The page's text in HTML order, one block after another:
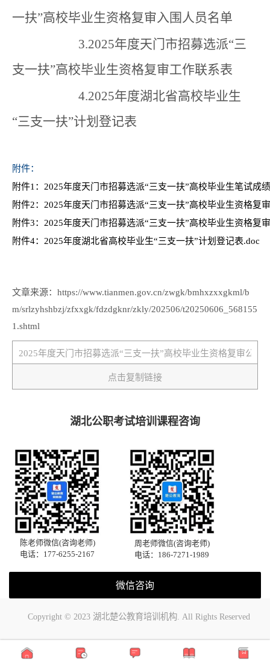
一扶”高校毕业生资格复审入围人员名单
3.2025年度天门市招募选派“三
支一扶”高校毕业生资格复审工作联系表
4.2025年度湖北省高校毕业生
“三支一扶”计划登记表
附件：
附件1：2025年度天门市招募选派“三支一扶”高校毕业生笔试成
附件2：2025年度天门市招募选派“三支一扶”高校毕业生资格复
附件3：2025年度天门市招募选派“三支一扶”高校毕业生资格复
附件4：2025年度湖北省高校毕业生“三支一扶”计划登记表.doc
文章来源：https://www.tianmen.gov.cn/zwgk/bmhxzxxgkml/b
m/srlzyhshbzj/zfxxgk/fdzdgknr/zkly/202506/t20250606_568155
1.shtml
点击复制链接
湖北公职考试培训课程咨询
陈老师微信(咨询老师)
电话：177-6255-2167
周老师微信(咨询老师)
电话：186-7271-1989
微信咨询
Copyright © 2023 湖北楚公教育培训机构. All Rights Reserved